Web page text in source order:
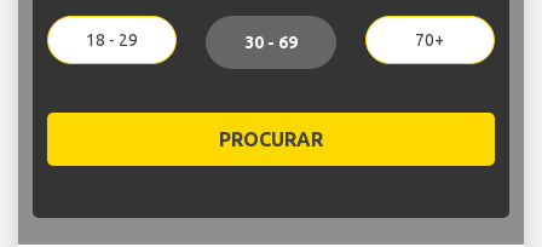
18 - 29 30 - 69 70+
PROCURAR